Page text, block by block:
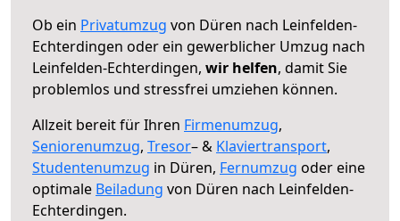
Ob ein Privatumzug von Düren nach Leinfelden-
Echterdingen oder ein gewerblicher Umzug nach
Leinfelden-Echterdingen, wir helfen, damit Sie
problemlos und stressfrei umziehen können.
Allzeit bereit für Ihren Firmenumzug,
Seniorenumzug, Tresor– & Klaviertransport,
Studentenumzug in Düren, Fernumzug oder eine
optimale Beiladung von Düren nach Leinfelden-
Echterdingen.